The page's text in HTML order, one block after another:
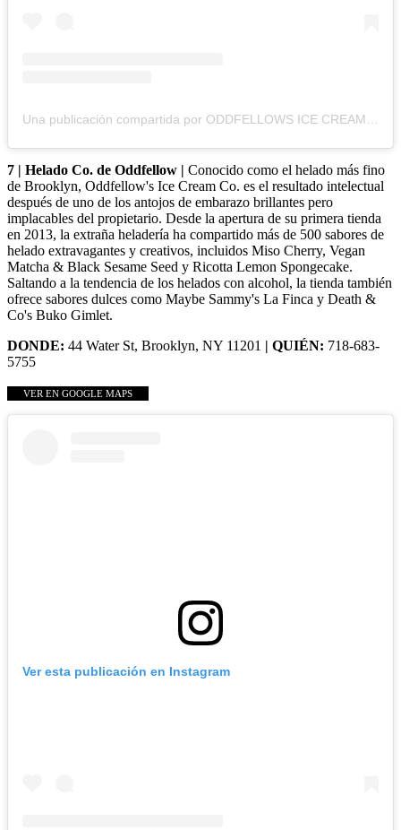
7 | Helado Co. de Oddfellow | Conocido como el helado más fino
de Brooklyn, Oddfellow's Ice Cream Co. es el resultado intelectual
después de uno de los antojos de embarazo brillantes pero
implacables del propietario. Desde la apertura de su primera tienda
en 2013, la extraña heladería ha compartido más de 500 sabores de
helado extravagantes y creativos, incluidos Miso Cherry, Vegan
Matcha & Black Sesame Seed y Ricotta Lemon Spongecake.
Saltando a la tendencia de los helados con alcohol, la tienda también
ofrece sabores dulces como Maybe Sammy's La Finca y Death &
Co's Buko Gimlet.
DONDE: 44 Water St, Brooklyn, NY 11201 | QUIÉN: 718-683-
5755
VER EN GOOGLE MAPS
Ver esta publicación en Instagram